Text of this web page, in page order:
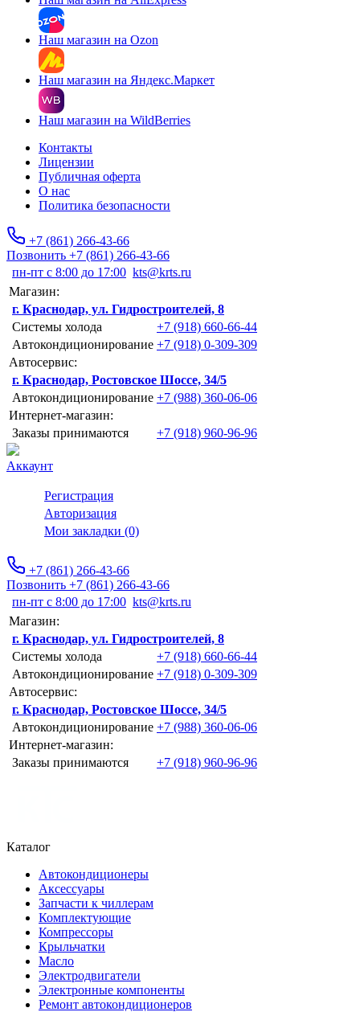
Наш магазин на Ozon
Наш магазин на Яндекс.Маркет
Наш магазин на WildBerries
Контакты
Лицензии
Публичная оферта
О нас
Политика безопасности
+7 (861) 266-43-66
Позвонить +7 (861) 266-43-66
пн-пт с 8:00 до 17:00 kts@krts.ru
Магазин:
г. Краснодар, ул. Гидростроителей, 8
Системы холода
+7 (918) 660-66-44
Автокондиционирование +7 (918) 0-309-309
Автосервис:
г. Краснодар, Ростовское Шоссе, 34/5
Автокондиционирование +7 (988) 360-06-06
Интернет-магазин:
Заказы принимаются
+7 (918) 960-96-96
Аккаунт
Регистрация
Авторизация
Мои закладки (0)
+7 (861) 266-43-66
Позвонить +7 (861) 266-43-66
пн-пт с 8:00 до 17:00 kts@krts.ru
Магазин:
г. Краснодар, ул. Гидростроителей, 8
Системы холода
+7 (918) 660-66-44
Автокондиционирование +7 (918) 0-309-309
Автосервис:
г. Краснодар, Ростовское Шоссе, 34/5
Автокондиционирование +7 (988) 360-06-06
Интернет-магазин:
Заказы принимаются
+7 (918) 960-96-96
Каталог
Автокондиционеры
Аксессуары
Запчасти к чиллерам
Комплектующие
Компрессоры
Крыльчатки
Масло
Электродвигатели
Электронные компоненты
Ремонт автокондиционеров